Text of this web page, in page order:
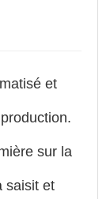
et
sur la
saisit et